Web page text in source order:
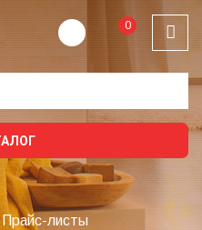
0
Прайс-листы